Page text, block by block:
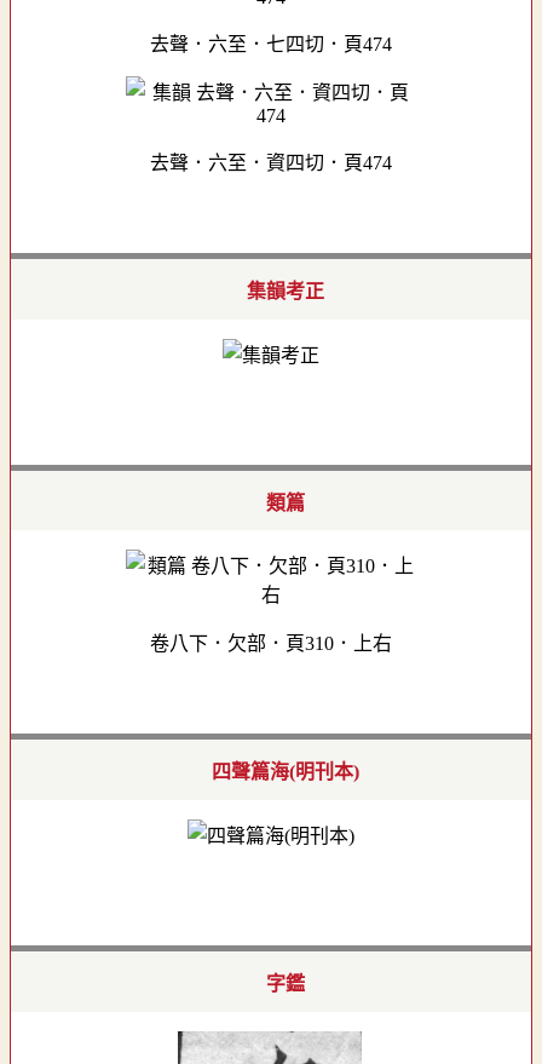
去聲．六至．七四切．頁474
去聲．六至．資四切．頁474
集韻考正
類篇
卷八下．欠部．頁310．上右
四聲篇海(明刊本)
字鑑